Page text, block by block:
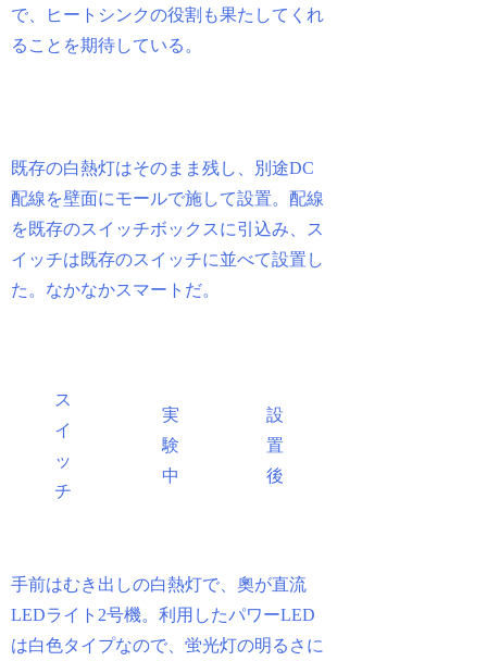
で、ヒートシンクの役割も果たしてくれ
ることを期待している。
既存の白熱灯はそのまま残し、別途DC
配線を壁面にモールで施して設置。配線
を既存のスイッチボックスに引込み、ス
イッチは既存のスイッチに並べて設置し
た。なかなかスマートだ。
ス
イ
ッ
チ
実
験
中
設
置
後
手前はむき出しの白熱灯で、奧が直流
LEDライト2号機。利用したパワーLED
は白色タイプなので、蛍光灯の明るさに